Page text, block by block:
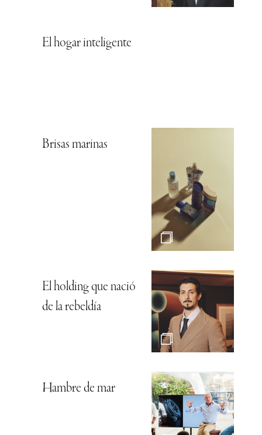
El hogar inteligente
Brisas marinas
El holding que nació
de la rebeldía
Hambre de mar